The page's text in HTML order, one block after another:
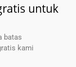
untuk
batas
kami